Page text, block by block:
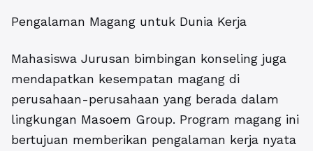
Pengalaman Magang untuk Dunia Kerja
Mahasiswa Jurusan bimbingan konseling juga
mendapatkan kesempatan magang di
perusahaan-perusahaan yang berada dalam
lingkungan Masoem Group. Program magang ini
bertujuan memberikan pengalaman kerja nyata